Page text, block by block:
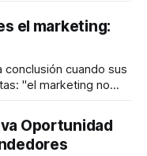
y monitoreo
a tomar mejores
Su propuesta busca
el marketing:
conclusión cuando sus
"el marketing no
Durante
el especialista en
Oportunidad